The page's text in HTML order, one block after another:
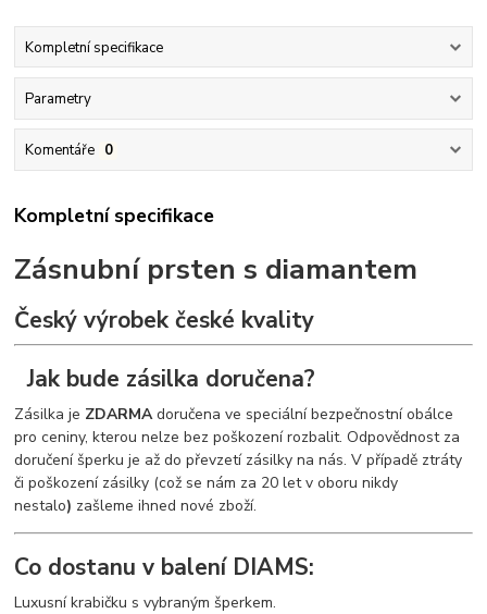
Kompletní specifikace
Parametry
Komentáře 0
Kompletní specifikace
Zásnubní prsten s diamantem
Český výrobek české kvality
Jak bude zásilka doručena?
Zásilka je ZDARMAdoručena ve speciální bezpečnostní obálce
pro ceniny, kterou nelze bez poškození rozbalit. Odpovědnost za
doručení šperku je až do převzetí zásilky na nás. V případě ztráty
či poškození zásilky (což se nám za 20 let v oboru nikdy
nestalo) zašleme ihned nové zboží.
Co dostanu v balení DIAMS:
Luxusní krabičku s vybraným šperkem.